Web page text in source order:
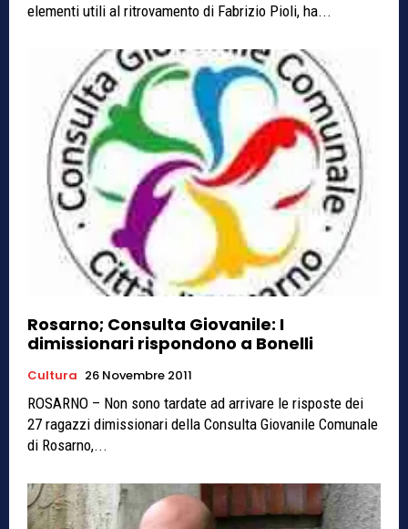
elementi utili al ritrovamento di Fabrizio Pioli, ha...
Rosarno; Consulta Giovanile: I
dimissionari rispondono a Bonelli
Cultura 26 Novembre 2011
ROSARNO – Non sono tardate ad arrivare le risposte dei
27 ragazzi dimissionari della Consulta Giovanile Comunale
di Rosarno,...